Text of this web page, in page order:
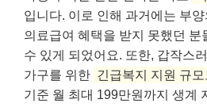
입니다. 이로 인해 과거에는 부
의료급여 혜택을 받지 못했던 분
수 있게 되었어요. 또한, 갑작스
가구를 위한 긴급복지 지원 규모
기준 월 최대 199만원까지 생계